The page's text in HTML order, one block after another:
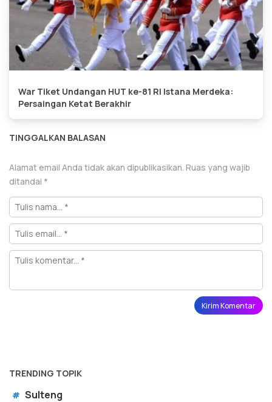
War Tiket Undangan HUT ke-81 RI Istana Merdeka:
Persaingan Ketat Berakhir
TINGGALKAN BALASAN
Alamat email Anda tidak akan dipublikasikan. Ruas yang wajib
ditandai *
TRENDING TOPIK
# Sulteng